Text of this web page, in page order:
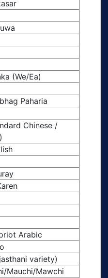
(We/Ea)
Paharia
Chinese /
Arabic
variety)
Mauchi/Mawchi